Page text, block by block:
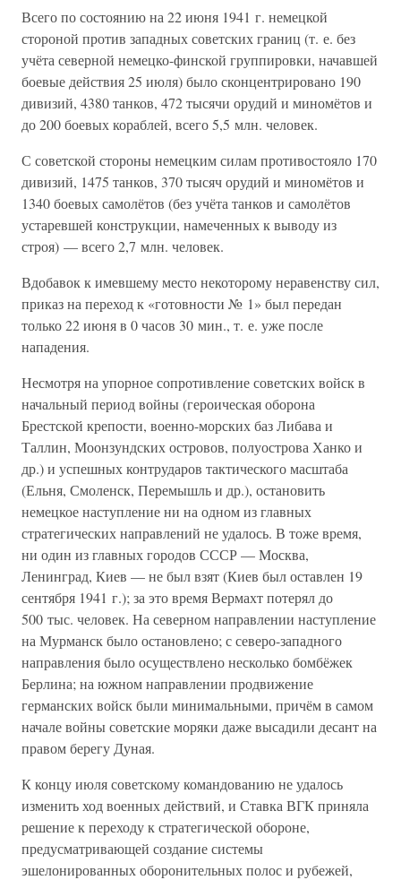
Всего по состоянию на 22 июня 1941 г. немецкой
стороной против западных советских границ (т. е. без
учёта северной немецко-финской группировки, начавшей
боевые действия 25 июля) было сконцентрировано 190
дивизий, 4380 танков, 472 тысячи орудий и миномётов и
до 200 боевых кораблей, всего 5,5 млн. человек.
С советской стороны немецким силам противостояло 170
дивизий, 1475 танков, 370 тысяч орудий и миномётов и
1340 боевых самолётов (без учёта танков и самолётов
устаревшей конструкции, намеченных к выводу из
строя) — всего 2,7 млн. человек.
Вдобавок к имевшему место некоторому неравенству сил,
приказ на переход к «готовности № 1» был передан
только 22 июня в 0 часов 30 мин., т. е. уже после
нападения.
Несмотря на упорное сопротивление советских войск в
начальный период войны (героическая оборона
Брестской крепости, военно-морских баз Либава и
Таллин, Моонзундских островов, полуострова Ханко и
др.) и успешных контрударов тактического масштаба
(Ельня, Смоленск, Перемышль и др.), остановить
немецкое наступление ни на одном из главных
стратегических направлений не удалось. В тоже время,
ни один из главных городов СССР — Москва,
Ленинград, Киев — не был взят (Киев был оставлен 19
сентября 1941 г.); за это время Вермахт потерял до
500 тыс. человек. На северном направлении наступление
на Мурманск было остановлено; с северо-западного
направления было осуществлено несколько бомбёжек
Берлина; на южном направлении продвижение
германских войск были минимальными, причём в самом
начале войны советские моряки даже высадили десант на
правом берегу Дуная.
К концу июля советскому командованию не удалось
изменить ход военных действий, и Ставка ВГК приняла
решение к переходу к стратегической обороне,
предусматривающей создание системы
эшелонированных оборонительных полос и рубежей,